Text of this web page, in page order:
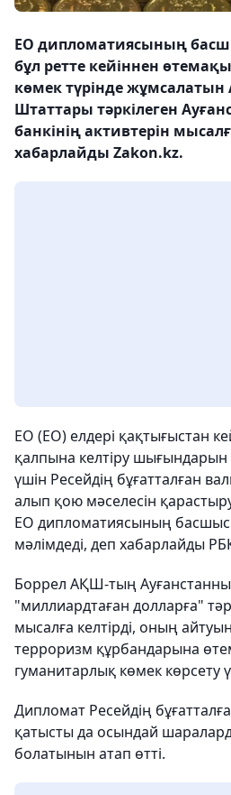
ЕО дипломатиясының
бұл ретте кейіннен
көмек түрінде
Штаттары тәркілеген
банкінің активтерін
хабарлайды Zakon.kz.
ЕО (ЕО) елдері қақтығыстан
қалпына келтіру шығындарын
үшін Ресейдің бұғатталған
алып қою мәселесін
ЕО дипломатиясының
мәлімдеді, деп хабарлайды
Боррел АҚШ-тың
"миллиардтаған долларға"
мысалға келтірді, оның
терроризм құрбандарына
гуманитарлық көмек көрсету
Дипломат Ресейдің
қатысты да осындай
болатынын атап өтті.